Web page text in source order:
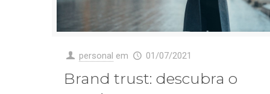
personal em 01/07/2021
Brand trust: descubra o